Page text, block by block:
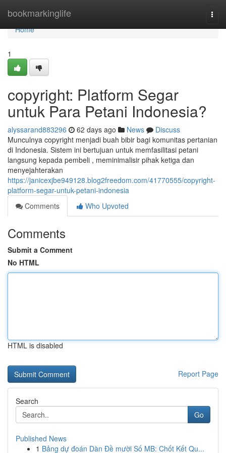
bookmarkinglife
Home
Home
1
copyright: Platform Segar
untuk Para Petani Indonesia?
alyssarand883296 62 days ago News
Discuss
Munculnya copyright menjadi buah bibir bagi komunitas pertanian
di Indonesia. Sistem ini bertujuan untuk memfasilitasi petani
langsung kepada pembeli , meminimalisir pihak ketiga dan
menyejahterakan
https://janicexjbe949128.blog2freedom.com/41770555/copyright-
platform-segar-untuk-petani-indonesia
Comments
Who Upvoted
Comments
Submit a Comment
No HTML
HTML is disabled
Report Page
Search
Go
Published News
1 Bảng dự đoán Dàn Đề mười Số MB: Chốt Kết Qu...